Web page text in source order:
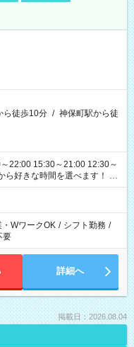
ら徒歩10分 / 神保町駅から徒
22:00 15:30～21:00 12:30～
す
・WワークOK / シフト勤務 /
要
詳細へ
掲載日：2026.08.04